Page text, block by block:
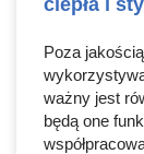
Poza
ważny jest
będą one